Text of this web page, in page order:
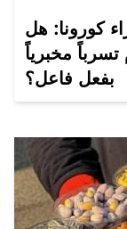
كورونا: هل
أم تسرباً مخبرياً
بفعل فاعل؟